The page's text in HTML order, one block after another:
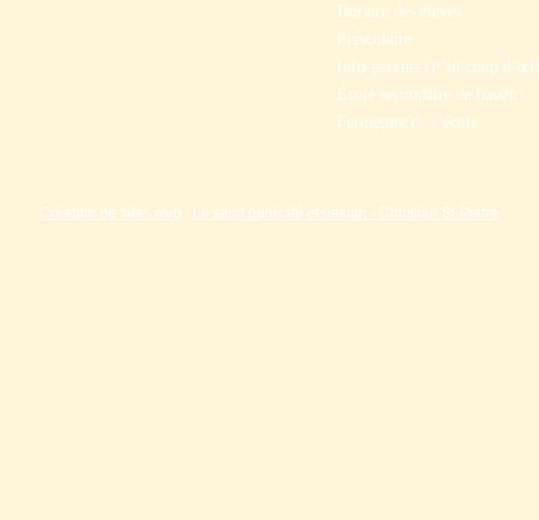
Horaire des élèves
Préscolaire
Info-parents (P’tit coup
École secondaire de bassin
Fermeture de l’école
Création de sites web : Le saint publicité et design - Christian St-Pierre